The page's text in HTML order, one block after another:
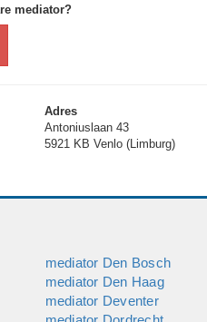
mediator?
Adres
Antoniuslaan 43
5921 KB Venlo (Limburg)
mediator Den Bosch
mediator Den Haag
mediator Deventer